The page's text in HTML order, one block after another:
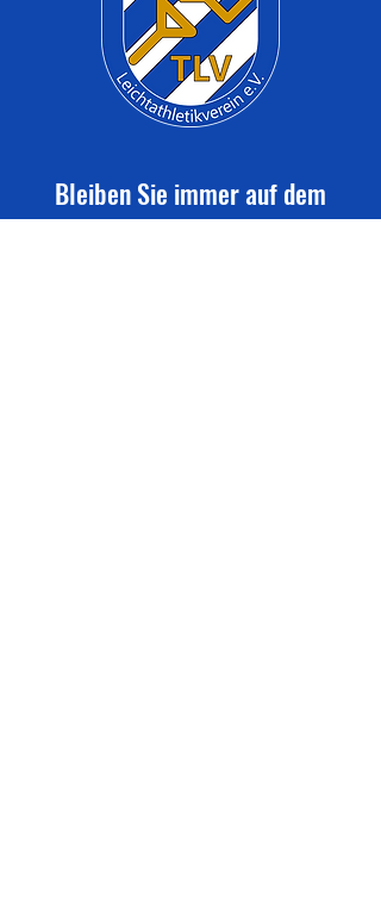
Bleiben Sie immer auf dem